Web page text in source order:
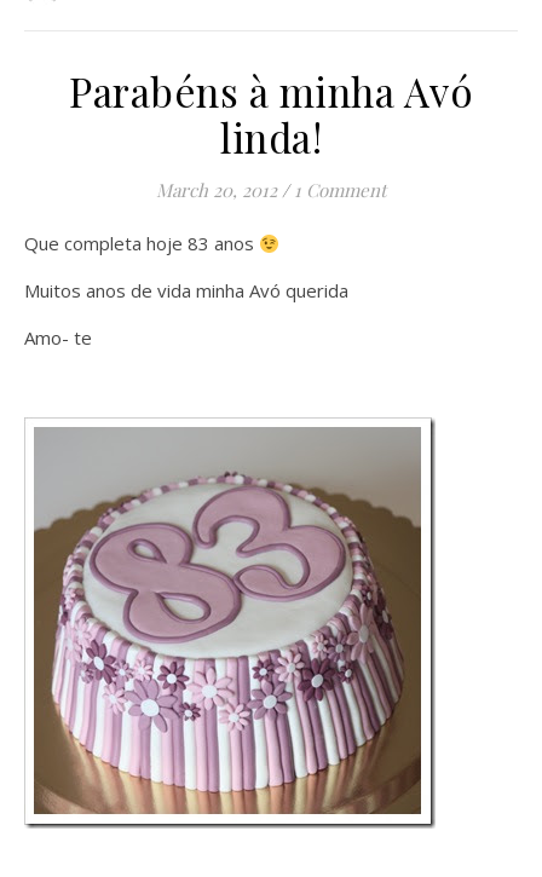
Parabéns à minha Avó
linda!
March 20, 2012 / 1 Comment
Que completa hoje 83 anos
Muitos anos de vida minha Avó querida
Amo- te